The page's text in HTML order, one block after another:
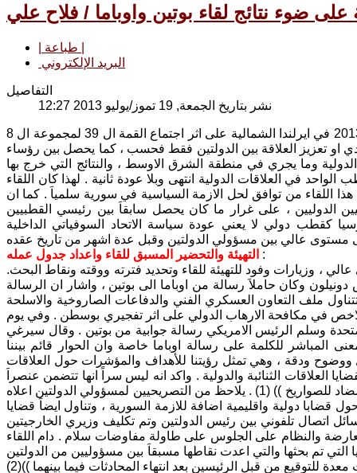
ضوء نتائج لقاء بوتين واوباما / فلاح علي
البريد الإلكتروني
التفاصيل
نشر بتاريخ الجمعة, 19 تموز/يوليو 2013 12:27
لقاء الرئيس الروسي بوتين ورئيس الولايات المتحدة الامريكية اوباما في يوم 17-6-2013 في ايرلندا الشمالية على اثر اجتماع القمة ال 39 لمجموعة ال 8
او تعزيز العلاقة بين الدولتين فقط فحسب ، كما يحصل بين رؤساء
وما يجري في منطقة الشرق الاوسط ، والنتائج التي خرج بها
في العلاقات الدولية انتهى وبلا عودة ثانية . لهذا كان اللقاء
اللقاء من توافق لحل الازمة السياسية في سورية سلمياَ . كما ان
الدوليين ، على غرار ما كان يحصل سابقاَ بين رئيسي القطبيين
كقطب دولي لا يعني عودة سياسة الاتحاد السوفياتي الداخلية
التهيئة والتحضير المسبق للقاء واعداد جدول عمله :
، وزيارات وفود للتهيئة للقاء وتحديد فترته ووقته ونقاط البحث.
توماس دونيلون وكان حاملاَ رسالة من اوباما الى بوتين ، واشار ان الرسالة
ملف التعاون العسكري الفني والدفاعات الصاروخية والاسلحة
في مكافحة الارهاب الدولي على اثر تفجيري بوسطن . وفي يوم
المتحدة وسلم الرئيس الامريكي رسالة جوابية من بوتين . وقال سيرغي
المباشر للكلمة على رسالة اوباما خاصة وان الحوار قائم بيننا
ووضوح ودقة ، وهي تمثل رؤيتنا للأهداف والمؤشرات حول العلاقات
العلاقات الثنائبة والدولية . واكد انه ليس سراً انها تتضمن عنصراَ
يتعلق بالشؤون العسكرية – السياسية والرقابة على التسلح بما فيها قضايا الدفاع المضاد للصواريخ )) (1) . يلاحظ من التصريحيين لمسؤولي الدولتين اعلاه
قضابا دولية واقليمية اضافة للازمة السورية ، وتناول ايضاَ قضايا
اتصال تلفوني بين رئيس الدولتين وتم تكليف وزيري الخارجيتين
والنظام على الجلوس على طاولة مفاوضات سلام . دام اللقاء
تم بحثها والتي اعدت نقاطها مسبقاَ بين مسؤوليين من الدولتين